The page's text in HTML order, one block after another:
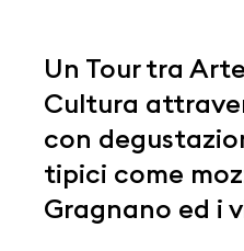
Un Tour tra
Cultura
con
tipici come
Gragnano ed i